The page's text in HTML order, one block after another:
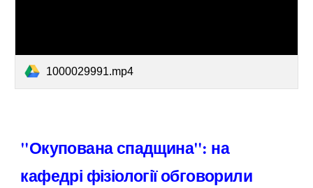
1000029991.mp4
"Окупована спадщина": на
кафедрі фізіології обговорили